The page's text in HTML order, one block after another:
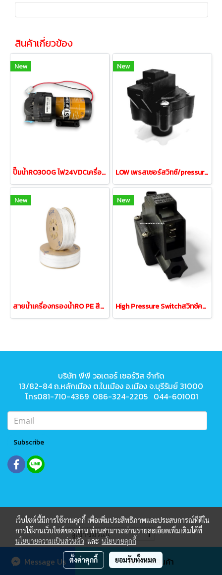
สั่งซื้อสินค้า
Message Us
สินค้าเกี่ยวข้อง
New
ปั๊มน้ำRO300G ไฟ24VDCเครื่องกรองRO1200-2400ลิตร
New
LOW เพรสเซอร์สวิทซ์/pressure1/4" 2หุนเกลียวใน
New
สายน้ำเครื่องกรองน้ำRO PE สีขาวขนาด 2หุน 1/4"
New
High Pressure Switchสวิทช์ความดัน 2ขา 1/4"OD2หุน
บริษัท พีพี วอเตอร์ เซอร์วิส จำกัด
13/82-84 ถ.หลักเมือง ต.ในเมือง อ.เมือง จ.บุรีรัมย์ 31000
โทร081-710-4369 086-324-2205 044-601001
Subscribe
ผู้เข้าชมวันนี้ 1
Powered byMakeWebEasy.com
เว็บไซต์นี้มีการใช้งานคุกกี้ เพื่อเพิ่มประสิทธิภาพและประสบการณ์ที่ดีใน
การใช้งานเว็บไซต์ของท่าน ท่านสามารถอ่านรายละเอียดเพิ่มเติมได้ที่
นโยบายความเป็นส่วนตัว และ นโยบายคุกกี้
ตั้งค่าคุกกี้ ยอมรับทั้งหมด